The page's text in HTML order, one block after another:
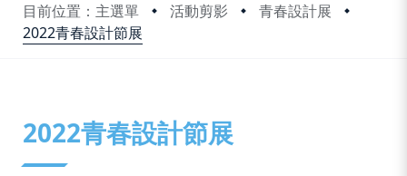
目前位置：主選單 活動剪影
青春設計展
2022青春設計節展
2022青春設計節展